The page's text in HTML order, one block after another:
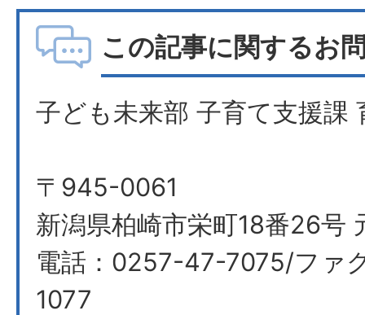
この記事に関するお
子ども未来部 子育て支援課
〒945-0061
新潟県柏崎市栄町18番26号
電話：0257-47-7075/ファ
1077